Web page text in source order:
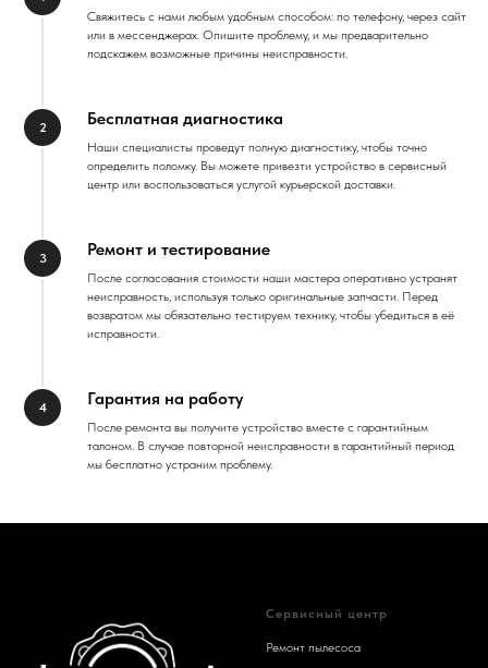
Свяжитесь с нами любым удобным способом: по телефону, через сайт
или в мессенджерах. Опишите проблему, и мы предварительно
подскажем возможные причины неисправности.
Бесплатная диагностика
Наши специалисты проведут полную диагностику, чтобы точно
определить поломку. Вы можете привезти устройство в сервисный
центр или воспользоваться услугой курьерской доставки.
Ремонт и тестирование
После согласования стоимости наши мастера оперативно устранят
неисправность, используя только оригинальные запчасти. Перед
возвратом мы обязательно тестируем технику, чтобы убедиться в её
исправности.
Гарантия на работу
После ремонта вы получите устройство вместе с гарантийным
талоном. В случае повторной неисправности в гарантийный период
мы бесплатно устраним проблему.
Сервисный центр
Ремонт пылесоса